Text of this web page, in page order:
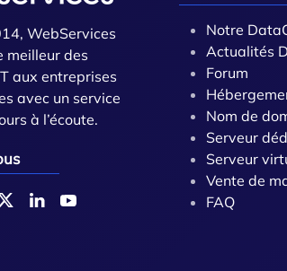
WebServices
meilleur des
aux entreprises
avec un service
à l’écoute.
Notre
Actualités
Forum
Nom de
Serveur
Serveur
Vente de
FAQ